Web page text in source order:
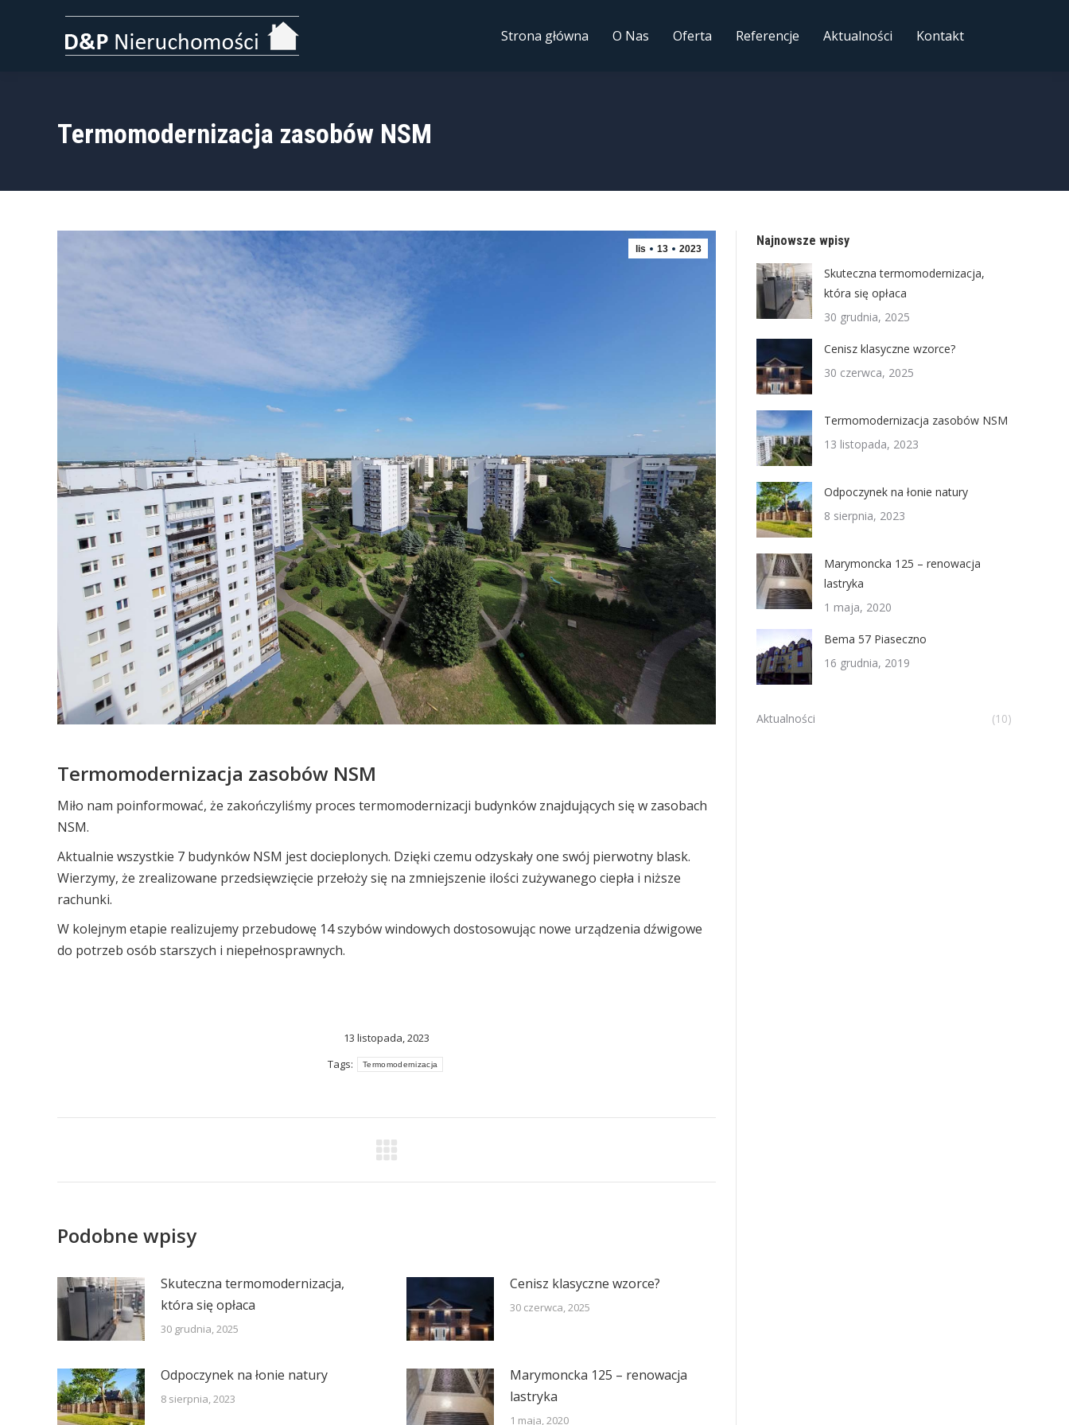
Strona główna O Nas Oferta Referencje Aktualności Kontakt
Termomodernizacja zasobów NSM
lis 13 2023
Termomodernizacja zasobów NSM
Miło nam poinformować, że zakończyliśmy proces termomodernizacji budynków znajdujących się w zasobach
NSM.
Aktualnie wszystkie 7 budynków NSM jest docieplonych. Dzięki czemu odzyskały one swój pierwotny blask.
Wierzymy, że zrealizowane przedsięwzięcie przełoży się na zmniejszenie ilości zużywanego ciepła i niższe
rachunki.
W kolejnym etapie realizujemy przebudowę 14 szybów windowych dostosowując nowe urządzenia dźwigowe
do potrzeb osób starszych i niepełnosprawnych.
13 listopada, 2023
Tags:
Termomodernizacja
Podobne wpisy
Skuteczna termomodernizacja,
która się opłaca
30 grudnia, 2025
Cenisz klasyczne wzorce?
30 czerwca, 2025
Odpoczynek na łonie natury
8 sierpnia, 2023
Marymoncka 125 – renowacja
lastryka
1 maja, 2020
Najnowsze wpisy
Skuteczna termomodernizacja,
która się opłaca
30 grudnia, 2025
Cenisz klasyczne wzorce?
30 czerwca, 2025
Termomodernizacja zasobów NSM
13 listopada, 2023
Odpoczynek na łonie natury
8 sierpnia, 2023
Marymoncka 125 – renowacja
lastryka
1 maja, 2020
Bema 57 Piaseczno
16 grudnia, 2019
Aktualności (10)